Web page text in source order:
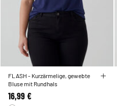
FLASH - Kurzärmelige, gewebte
Bluse mit Rundhals
16,99 €